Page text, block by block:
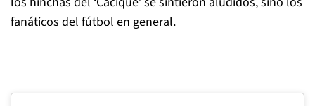
fanáticos del fútbol en general.